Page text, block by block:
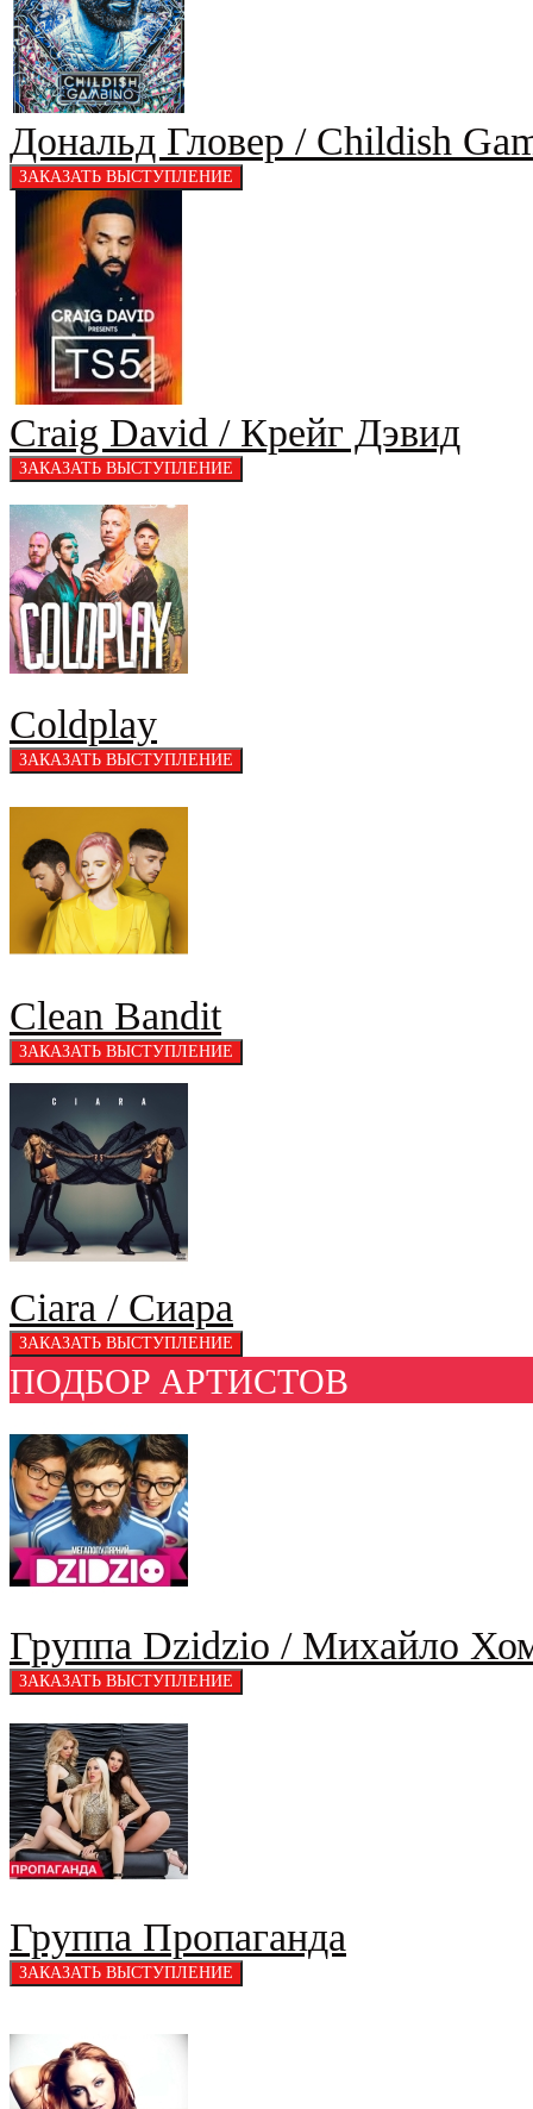
Дональд Гловер / Childish
Craig David / Крейг Дэвид
Coldplay
Clean Bandit
Ciara / Сиара
ПОДБОР АРТИСТОВ
Группа Dzidzio / Михайло
Группа Пропаганда